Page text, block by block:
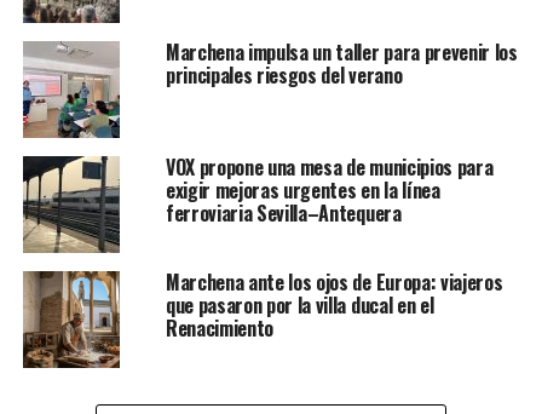
Marchena impulsa un taller para prevenir los
principales riesgos del verano
VOX propone una mesa de municipios para
exigir mejoras urgentes en la línea
ferroviaria Sevilla–Antequera
Marchena ante los ojos de Europa: viajeros
que pasaron por la villa ducal en el
Renacimiento